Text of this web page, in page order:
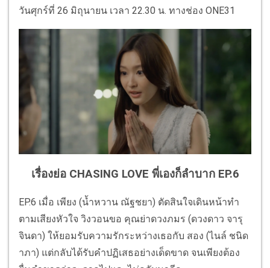
วันศุกร์ที่ 26 มิถุนายน เวลา 22.30 น. ทางช่อง ONE31
เรื่องย่อ CHASING LOVE พี่เองก็ลำบาก EP.6
EP.6 เมื่อ เพียง (น้ำหวาน ณัฐชยา) ตัดสินใจเดินหน้าทำ
ตามเสียงหัวใจ วิงวอนขอ คุณย่าดวงภมร (ดวงดาว จารุ
จินดา) ให้ยอมรับความรักระหว่างเธอกับ สอง (ไนล์ ชนิด
าภา) แต่กลับได้รับคำปฏิเสธอย่างเด็ดขาด จนเพียงต้อง